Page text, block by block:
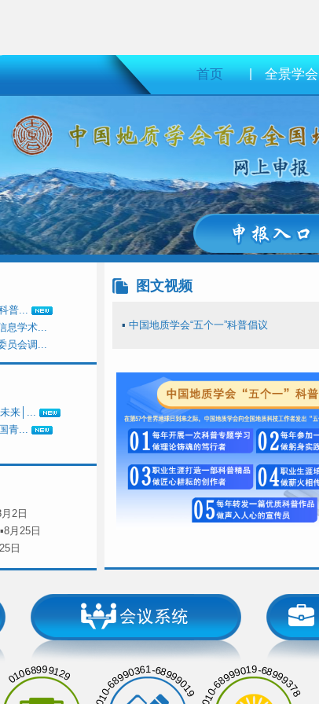
首页 | 全景学会
普...
息学术...
员会调...
来│...
青...
2日
月25日
日
图文视频
▪ 中国地质学会“五个一”科普倡议
01068999129 010-68990361-68999019 010-68999019-68999378